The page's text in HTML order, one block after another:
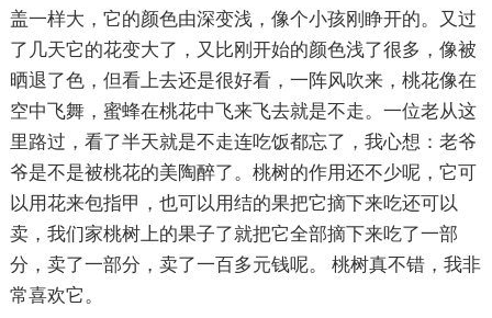
盖一样大，它的颜色由深变浅，像个小孩刚睁开的。又过
了几天它的花变大了，又比刚开始的颜色浅了很多，像被
晒退了色，但看上去还是很好看，一阵风吹来，桃花像在
空中飞舞，蜜蜂在桃花中飞来飞去就是不走。一位老从这
里路过，看了半天就是不走连吃饭都忘了，我心想：老爷
爷是不是被桃花的美陶醉了。桃树的作用还不少呢，它可
以用花来包指甲，也可以用结的果把它摘下来吃还可以
卖，我们家桃树上的果子了就把它全部摘下来吃了一部
分，卖了一部分，卖了一百多元钱呢。 桃树真不错，我非
常喜欢它。